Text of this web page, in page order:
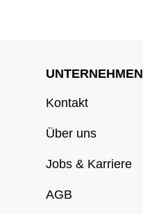
UNTERNEHMEN
Kontakt
Über uns
Jobs & Karriere
AGB